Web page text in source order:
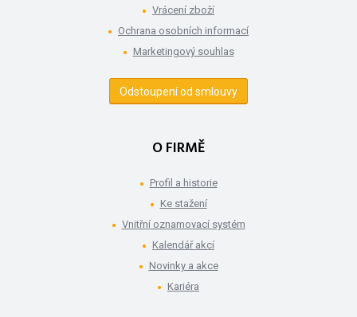
Vrácení zboží
Ochrana osobních informací
Marketingový souhlas
Odstoupení od smlouvy
O FIRMĚ
Profil a historie
Ke stažení
Vnitřní oznamovací systém
Kalendář akcí
Novinky a akce
Kariéra